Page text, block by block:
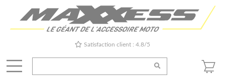
Satisfaction client : 4.8/5